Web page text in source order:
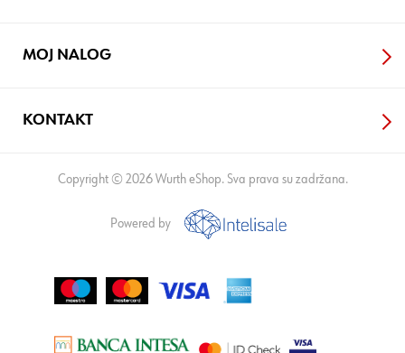
MOJ NALOG
KONTAKT
Copyright © 2026 Wurth eShop. Sva prava su zadržana.
Powered by